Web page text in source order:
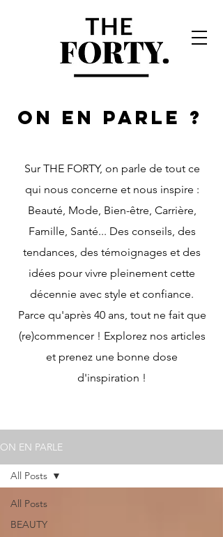
ON EN PARLE ?
Sur THE FORTY, on parle de tout ce
qui nous concerne et nous inspire :
Beauté, Mode, Bien-être, Carrière,
Famille, Santé... Des conseils, des
tendances, des témoignages et des
idées pour vivre pleinement cette
décennie avec style et confiance.
Parce qu'après 40 ans, tout ne fait que
(re)commencer ! Explorez nos articles
et prenez une bonne dose
d'inspiration !
ON EN PARLE
All Posts
BEAUTY
All Posts